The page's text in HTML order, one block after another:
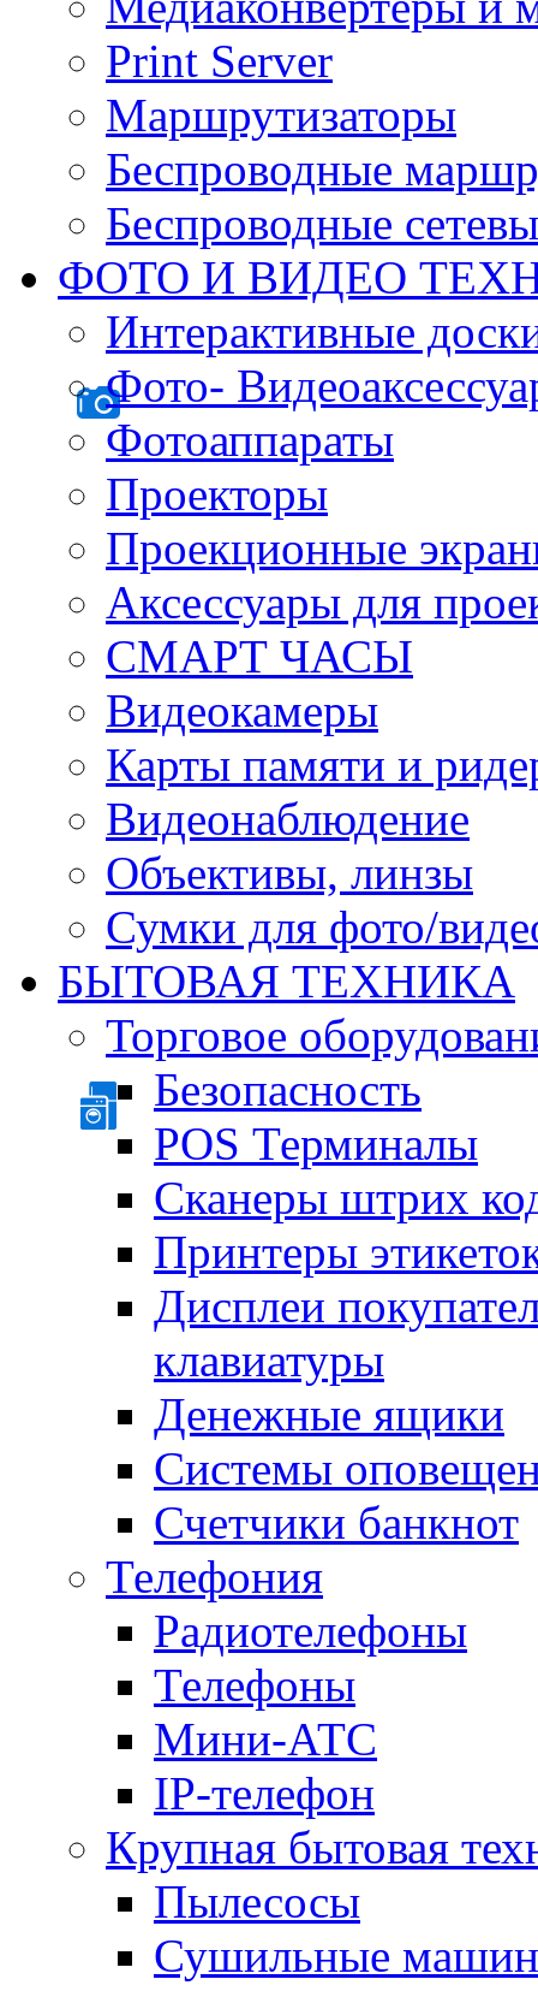
Print Server
Маршрутизаторы
Беспроводные
Беспроводные
ФОТО И ВИДЕО
Интерактивные
Фото-
Фотоаппараты
Проекторы
Проекционные
Аксессуары для
СМАРТ ЧАСЫ
Видеокамеры
Карты памяти и
Видеонаблюдение
Объективы, линзы
Сумки для фото/
БЫТОВАЯ ТЕХНИКА
Торговое
Безопасность
POS Терминалы
Сканеры штрих
Принтеры
Дисплеи
клавиатуры
Денежные ящики
Системы
Счетчики банкнот
Телефония
Радиотелефоны
Телефоны
Мини-АТС
IP-телефон
Крупная бытовая
Пылесосы
Сушильные